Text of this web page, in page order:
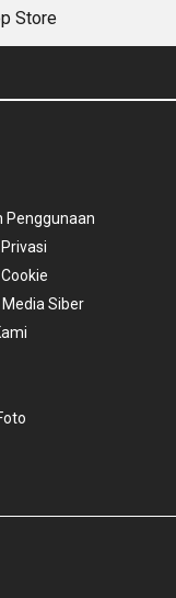
Penggunaan
Siber